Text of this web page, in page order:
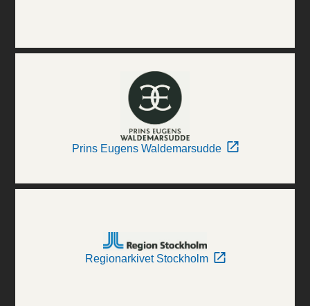
Prins Eugens Waldemarsudde
Regionarkivet Stockholm